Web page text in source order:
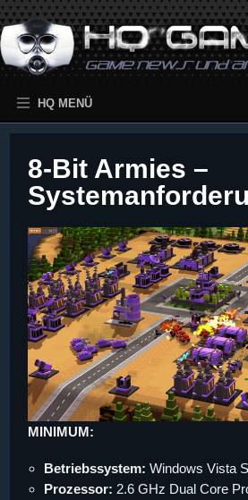
HQ MENÜ
8-Bit Armies –
MINIMUM:
Betriebssystem: Windows Vista
Prozessor: 2.6 GHz Dual Core